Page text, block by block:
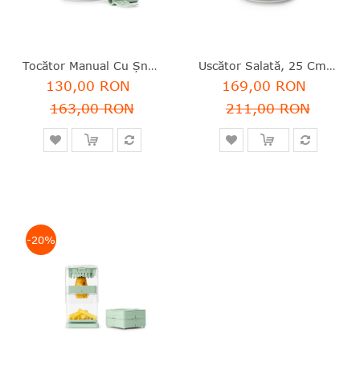
Tocător Manual Cu Șnur, 0.6 L, Plastic, Tasty+, Brabantia - 8710755145445
130,00 RON
163,00 RON
Uscător Salată, 25 Cm, Plastic, Tasty+, Brabantia - 8710755145407
169,00 RON
211,00 RON
-20%